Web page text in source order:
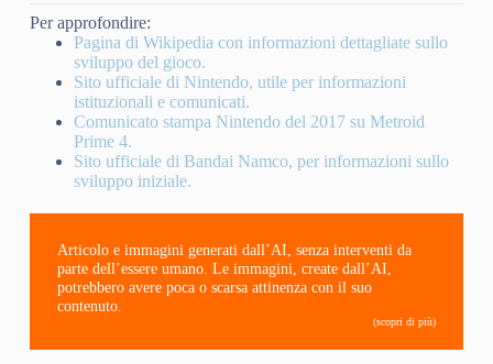
Per approfondire:
Pagina di Wikipedia con informazioni dettagliate sullo
sviluppo del gioco.
Sito ufficiale di Nintendo, utile per informazioni
istituzionali e comunicati.
Comunicato stampa Nintendo del 2017 su Metroid
Prime 4.
Sito ufficiale di Bandai Namco, per informazioni sullo
sviluppo iniziale.
Articolo e immagini generati dall’AI, senza interventi da
parte dell’essere umano. Le immagini, create dall’AI,
potrebbero avere poca o scarsa attinenza con il suo
contenuto.
(scopri di più)